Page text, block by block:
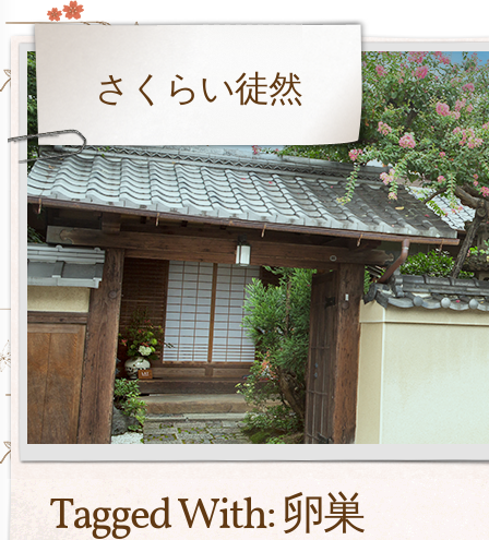
さくらい徒然
Tagged With:卵巣